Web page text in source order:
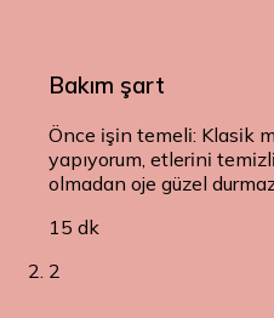
Bakım şart
Önce işin temeli: Klasik
yapıyorum, etlerini
olmadan oje güzel
15 dk
2